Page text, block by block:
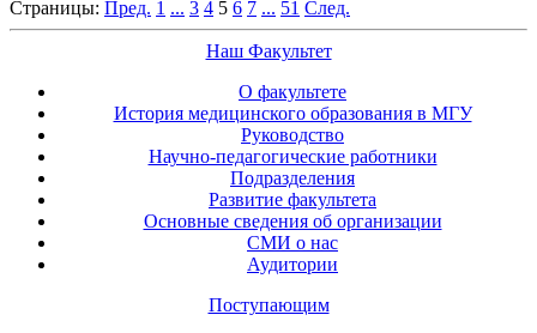
Страницы: Пред. 1 ... 3 4 5 6 7 ... 51 След.
Наш Факультет
О факультете
История медицинского образования в МГУ
Руководство
Научно-педагогические работники
Подразделения
Развитие факультета
Основные сведения об организации
СМИ о нас
Аудитории
Поступающим